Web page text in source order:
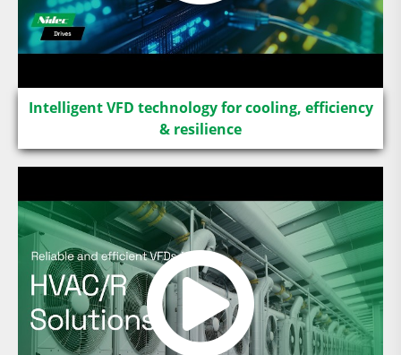
Intelligent VFD technology for cooling, efficiency
& resilience